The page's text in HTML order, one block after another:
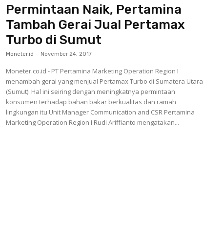
Permintaan Naik, Pertamina
Tambah Gerai Jual Pertamax
Turbo di Sumut
Moneter.id - November 24, 2017
Moneter.co.id - PT Pertamina Marketing Operation Region I
menambah gerai yang menjual Pertamax Turbo di Sumatera Utara
(Sumut). Hal ini seiring dengan meningkatnya permintaan
konsumen terhadap bahan bakar berkualitas dan ramah
lingkungan itu.Unit Manager Communication and CSR Pertamina
Marketing Operation Region I Rudi Ariffianto mengatakan...